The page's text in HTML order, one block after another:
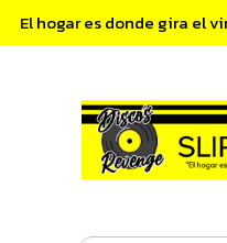
El hogar es donde gira el